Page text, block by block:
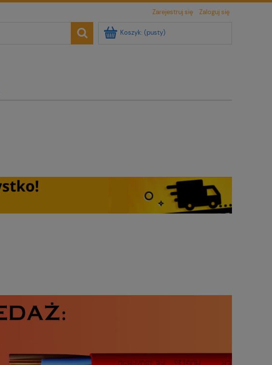
Zarejestruj się Zaloguj się
Koszyk: (pusty)